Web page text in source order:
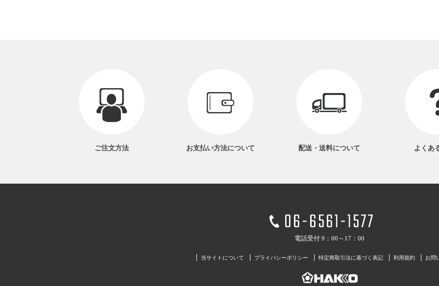
ご注文方法 お支払い方法について 配送・送料について よくあ
06-6561-1577
電話受付 9：00～17：00
当サイトについて プライバシーポリシー 特定商取引法に基づく表記 利用規約 お問